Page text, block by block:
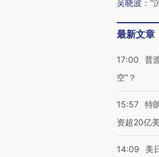
吴晓波 ： “
最新文章
17:00
普
空”？
15:57 特
资超20亿
14:09 美